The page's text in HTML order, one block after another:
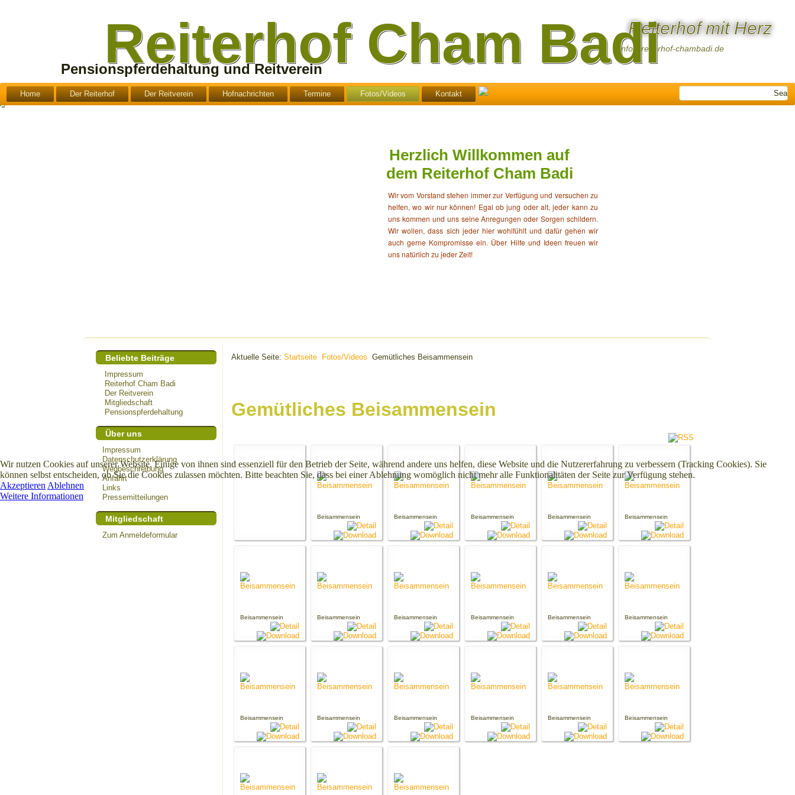
Herzlich Willkommen auf
dem Reiterhof Cham Badi
Wir vom Vorstand stehen immer zur Verfügung und versuchen zu
helfen, wo wir nur können! Egal ob jung oder alt, jeder kann zu
uns kommen und uns seine Anregungen oder Sorgen schildern.
Wir wollen, dass sich jeder hier wohlfühlt und dafür gehen wir
auch gerne Kompromisse ein. Über Hilfe und Ideen freuen wir
uns natürlich zu jeder Zeit!
Reiterhof mit Herz
info@reiterhof-chambadi.de
Reiterhof Cham Badi
Pensionspferdehaltung und Reitverein
Home Der Reiterhof Der Reitverein Hofnachrichten Termine Fotos/Videos Kontakt
Beliebte Beiträge
Impressum
Reiterhof Cham Badi
Der Reitverein
Mitgliedschaft
Pensionspferdehaltung
Über uns
Impressum
Datenschutzerklärung
Wegbeschreibung
Anfahrt
Links
Pressemitteilungen
Mitgliedschaft
Zum Anmeldeformular
Aktuelle Seite: Startseite Fotos/Videos Gemütliches Beisammensein
Gemütliches Beisammensein
Beisammensein Beisammensein Beisammensein Beisammensein Beisammensein
Beisammensein Beisammensein Beisammensein Beisammensein Beisammensein Beisammensein
Beisammensein Beisammensein Beisammensein Beisammensein Beisammensein Beisammensein
Wir nutzen Cookies auf unserer Website. Einige von ihnen sind essenziell für den Betrieb der Seite, während andere uns helfen, diese Website und die Nutzererfahrung zu verbessern (Tracking Cookies). Sie
können selbst entscheiden, ob Sie die Cookies zulassen möchten. Bitte beachten Sie, dass bei einer Ablehnung womöglich nicht mehr alle Funktionalitäten der Seite zur Verfügung stehen.
Akzeptieren Ablehnen
Weitere Informationen